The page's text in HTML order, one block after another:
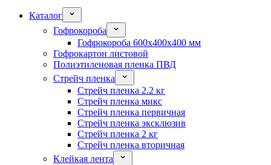
Каталог
Гофрокороба
Гофрокороба 600x400x400 мм
Гофрокартон листовой
Полиэтиленовая пленка ПВД
Стрейч пленка
Стрейч пленка 2.2 кг
Стрейч пленка микс
Стрейч пленка первичная
Стрейч пленка эксклюзив
Стрейч пленка 2 кг
Стрейч пленка вторичная
Клейкая лента